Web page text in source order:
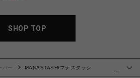
SHOP TOP
…
バー
MANASTASH/マナスタッシ